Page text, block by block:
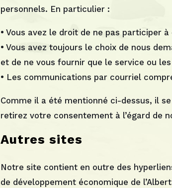
personnels. En particulier :
• Vous avez le droit de ne pas participer
• Vous avez toujours le choix de nous
et de ne vous fournir que le service ou
• Les communications par courriel
Comme il a été mentionné ci-dessus, il
retirez votre consentement à l’égard de
Autres sites
Notre site contient en outre des
de développement économique de